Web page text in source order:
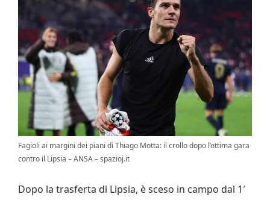
Fagioli ai margini dei piani di Thiago Motta: il crollo dopo l’ottima gara
contro il Lipsia – ANSA – spazioj.it
Dopo la trasferta di Lipsia, è sceso in campo dal 1′